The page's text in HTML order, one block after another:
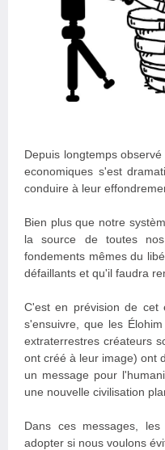
Depuis longtemps
economiques s'est
conduire à leur
Bien plus que notre
la source de toutes
fondements mêmes du
défaillants et qu'il faudra
C'est en prévision de cet
s'ensuivre, que les
extraterrestres créateurs
ont créé à leur image) ont
un message pour
une nouvelle civilisation
Dans ces messages,
adopter si nous voulons